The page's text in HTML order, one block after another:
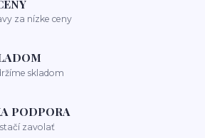
za nízke ceny
skladom
PODPORA
zavolať